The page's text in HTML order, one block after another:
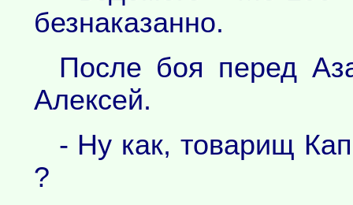
безнаказанно.
После боя перед
Алексей.
- Ну как, товарищ
?